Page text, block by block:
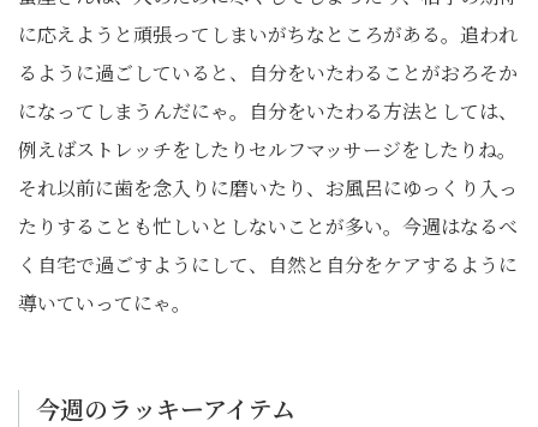
に応えようと頑張ってしまいがちなところがある。追われ
るように過ごしていると、自分をいたわることがおろそか
になってしまうんだにゃ。自分をいたわる方法としては、
例えばストレッチをしたりセルフマッサージをしたりね。
それ以前に歯を念入りに磨いたり、お風呂にゆっくり入っ
たりすることも忙しいとしないことが多い。今週はなるべ
く自宅で過ごすようにして、自然と自分をケアするように
導いていってにゃ。
今週のラッキーアイテム